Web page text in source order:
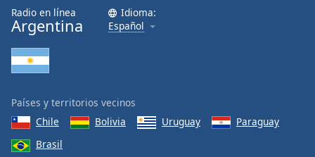
Reset
Done
Close
Modal
End
dialog
window.
Radio en línea
Argentina
Idioma:
Español
Países y territorios vecinos
Chile
Bolivia Uruguay
Paraguay
Brasil